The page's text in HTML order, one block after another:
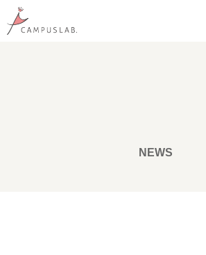
NEWS